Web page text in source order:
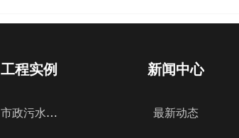
工程实例
市政污水工
新闻中心
最新动态